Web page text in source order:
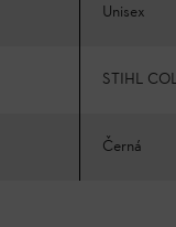
Unisex
STIHL
Černá